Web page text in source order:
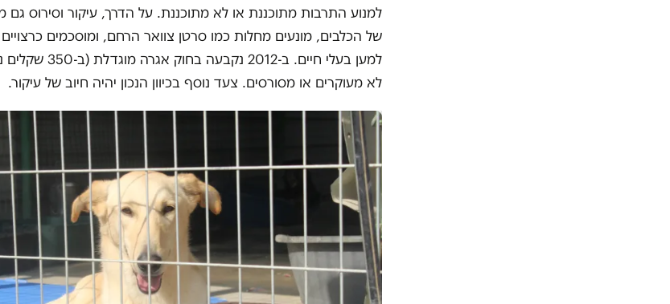
למנוע התרבות מתוכננת או לא מתוכננת. על הדרך, עיקור וסירוס
של הכלבים, מונעים מחלות כמו סרטן צוואר הרחם, ומוסכמים כרצויים
למען בעלי חיים. ב-
לא מעוקרים או מסורסים. צעד נוסף בכיוון הנכון יהיה חיוב של עיקור.